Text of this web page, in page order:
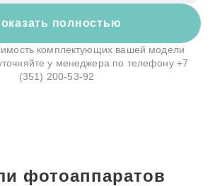
полностью
комплектующих вашей модели
у менеджера по телефону +7
(351) 200-53-92
фотоаппаратов